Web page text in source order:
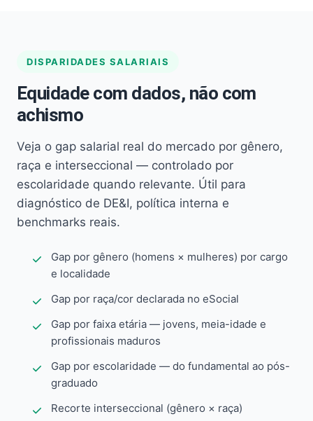
DISPARIDADES SALARIAIS
Equidade com dados, não com
achismo
Veja o gap salarial real do mercado por gênero,
raça e interseccional — controlado por
escolaridade quando relevante. Útil para
diagnóstico de DE&I, política interna e
benchmarks reais.
Gap por gênero (homens × mulheres) por cargo
e localidade
Gap por raça/cor declarada no eSocial
Gap por faixa etária — jovens, meia-idade e
profissionais maduros
Gap por escolaridade — do fundamental ao pós-
graduado
Recorte interseccional (gênero × raça)